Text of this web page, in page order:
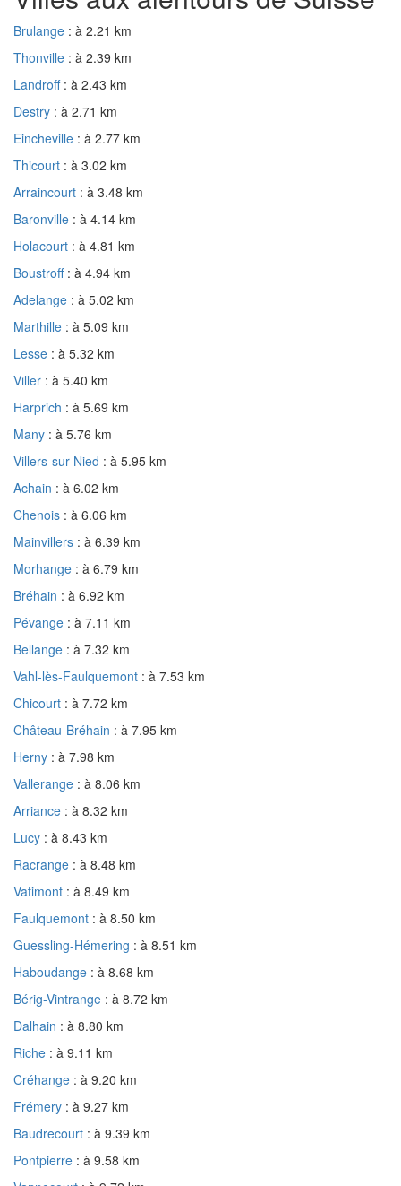
Brulange : à 2.21 km
Thonville : à 2.39 km
Landroff : à 2.43 km
Destry : à 2.71 km
Eincheville : à 2.77 km
Thicourt : à 3.02 km
Arraincourt : à 3.48 km
Baronville : à 4.14 km
Holacourt : à 4.81 km
Boustroff : à 4.94 km
Adelange : à 5.02 km
Marthille : à 5.09 km
Lesse : à 5.32 km
Viller : à 5.40 km
Harprich : à 5.69 km
Many : à 5.76 km
Villers-sur-Nied : à 5.95 km
Achain : à 6.02 km
Chenois : à 6.06 km
Mainvillers : à 6.39 km
Morhange : à 6.79 km
Bréhain : à 6.92 km
Pévange : à 7.11 km
Bellange : à 7.32 km
Vahl-lès-Faulquemont : à 7.53 km
Chicourt : à 7.72 km
Château-Bréhain : à 7.95 km
Herny : à 7.98 km
Vallerange : à 8.06 km
Arriance : à 8.32 km
Lucy : à 8.43 km
Racrange : à 8.48 km
Vatimont : à 8.49 km
Faulquemont : à 8.50 km
Guessling-Hémering : à 8.51 km
Haboudange : à 8.68 km
Bérig-Vintrange : à 8.72 km
Dalhain : à 8.80 km
Riche : à 9.11 km
Créhange : à 9.20 km
Frémery : à 9.27 km
Baudrecourt : à 9.39 km
Pontpierre : à 9.58 km